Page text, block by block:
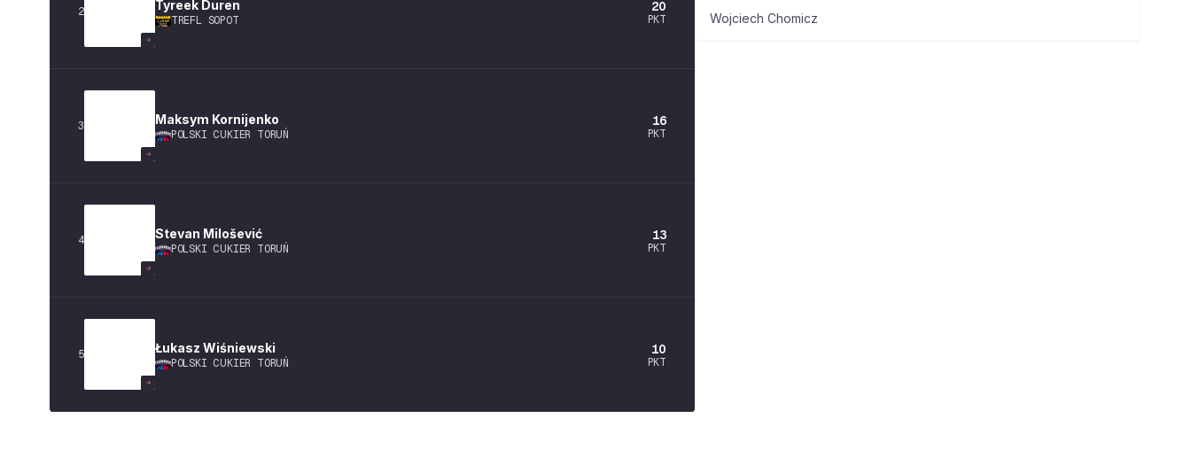
2 Tyreek Duren
TREFL SOPOT
20
PKT
3 Maksym Kornijenko
POLSKI CUKIER TORUŃ
16
PKT
4 Stevan Milošević
POLSKI CUKIER TORUŃ
13
PKT
5 Łukasz Wiśniewski
POLSKI CUKIER TORUŃ
10
PKT
Wojciech Chomicz